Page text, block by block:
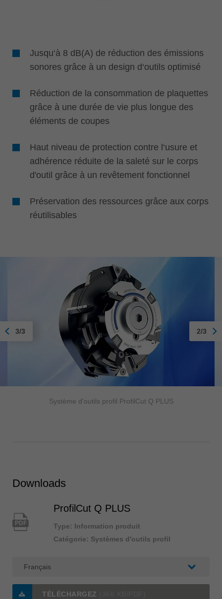
Jusqu‘à 8 dB(A) de réduction des émissions
sonores grâce à un design d‘outils optimisé
Réduction de la consommation de plaquettes
grâce à une durée de vie plus longue des
éléments de coupes
Haut niveau de protection contre l‘usure et
adhérence réduite de la saleté sur le corps
d'outil grâce à un revêtement fonctionnel
Préservation des ressources grâce aux corps
réutilisables
Système d'outils profil ProfilCut Q PLUS
3/3 2/3
Downloads
PDF
ProfilCut Q PLUS
Type: Information produit
Catégorie: Systèmes d'outils profil
TÉLÉCHARGEZ